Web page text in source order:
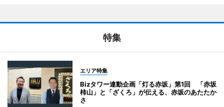
特集
エリア特集
Bizタワー連動企画「灯る赤坂」第1回 「赤坂
柿山」と「ざくろ」が伝える、赤坂のあたたか
さ